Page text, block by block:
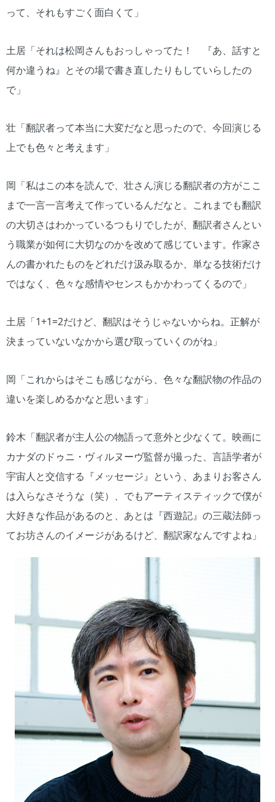
って、それもすごく面白くて」
土居「それは松岡さんもおっしゃってた！ 『あ、話すと
何か違うね』とその場で書き直したりもしていらしたの
で」
壮「翻訳者って本当に大変だなと思ったので、今回演じる
上でも色々と考えます」
岡「私はこの本を読んで、壮さん演じる翻訳者の方がここ
まで一言一言考えて作っているんだなと。これまでも翻訳
の大切さはわかっているつもりでしたが、翻訳者さんとい
う職業が如何に大切なのかを改めて感じています。作家さ
んの書かれたものをどれだけ汲み取るか、単なる技術だけ
ではなく、色々な感情やセンスもかかわってくるので」
土居「1+1=2だけど、翻訳はそうじゃないからね。正解が
決まっていないなかから選び取っていくのがね」
岡「これからはそこも感じながら、色々な翻訳物の作品の
違いを楽しめるかなと思います」
鈴木「翻訳者が主人公の物語って意外と少なくて。映画に
カナダのドゥニ・ヴィルヌーヴ監督が撮った、言語学者が
宇宙人と交信する『メッセージ』という、あまりお客さん
は入らなさそうな（笑）、でもアーティスティックで僕が
大好きな作品があるのと、あとは『西遊記』の三蔵法師っ
てお坊さんのイメージがあるけど、翻訳家なんですよね」